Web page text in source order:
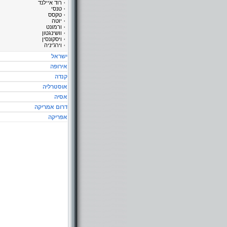
רוד איילנד
טנסי
טקסס
יוטה
ורמונט
וושינגטון
ויסקונסין
וירג'יניה
ישראל
אירופה
קנדה
אוסטרליה
אסיה
דרום אמריקה
אפריקה